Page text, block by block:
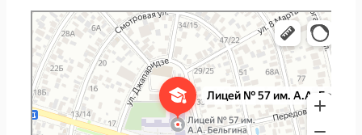
МБОУ Лицей № 57 имени Героя Советского Союза Бельгина А. А
Лицей в Ростове‑на‑Дону